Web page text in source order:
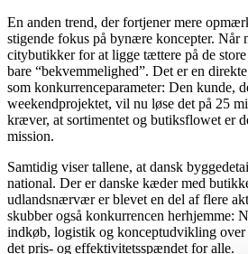
En anden trend, der fortjener mere
stigende fokus på bynære koncepter. Når
citybutikker for at ligge tættere på de
bare “bekvemmelighed”. Det er en
som konkurrenceparameter: Den kunde,
weekendprojektet, vil nu løse det på 25
kræver, at sortimentet og butiksflowet er
mission.
Samtidig viser tallene, at dansk
national. Der er danske kæder med
udlandsnærvær er blevet en del af flere
skubber også konkurrencen herhjemme:
indkøb, logistik og konceptudvikling
det pris- og effektivitetsspændet for alle.